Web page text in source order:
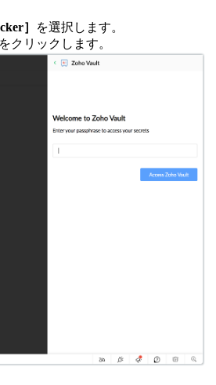
］
を選択します。
をクリックします。